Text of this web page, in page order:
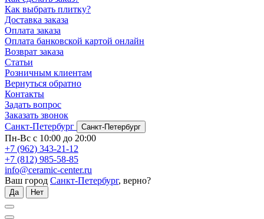
Как выбрать плитку?
Доставка заказа
Оплата заказа
Оплата банковской картой онлайн
Возврат заказа
Статьи
Розничным клиентам
Вернуться обратно
Контакты
Задать вопрос
Заказать звонок
Санкт-Петербург
Санкт-Петербург
Пн-Вс с 10:00 до 20:00
+7 (962) 343-21-12
+7 (812) 985-58-85
info@ceramic-center.ru
Ваш город Санкт-Петербург, верно?
Да Нет